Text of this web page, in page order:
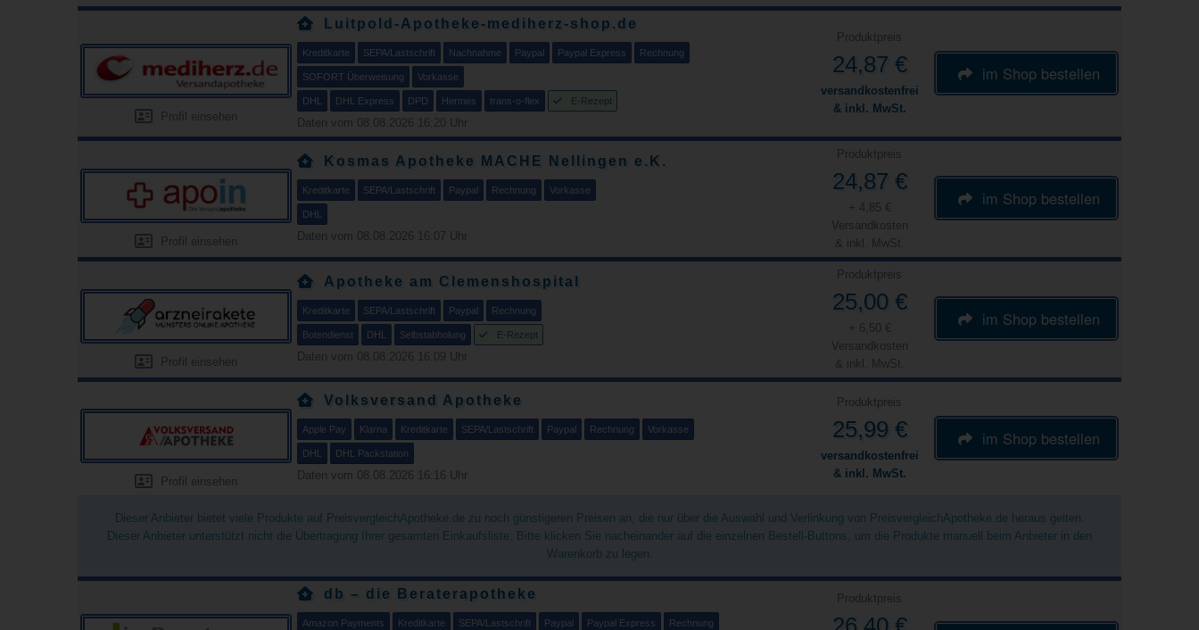
Profil einsehen
Luitpold-Apotheke-mediherz-shop.de
Kreditkarte SEPA/Lastschrift Nachnahme Paypal Paypal Express Rechnung
SOFORT Überweisung Vorkasse
DHL DHL Express DPD Hermes trans-o-flex E-Rezept
Daten vom 08.08.2026 16:20 Uhr
Produktpreis
24,87 €
versandkostenfrei
& inkl. MwSt.
im Shop bestellen
Profil einsehen
Kosmas Apotheke MACHE Nellingen e.K.
Kreditkarte SEPA/Lastschrift Paypal Rechnung Vorkasse
DHL
Daten vom 08.08.2026 16:07 Uhr
Produktpreis
24,87 €
+ 4,85 €
Versandkosten
& inkl. MwSt.
im Shop bestellen
Profil einsehen
Apotheke am Clemenshospital
Kreditkarte SEPA/Lastschrift Paypal Rechnung
Botendienst DHL Selbstabholung E-Rezept
Daten vom 08.08.2026 16:09 Uhr
Produktpreis
25,00 €
+ 6,50 €
Versandkosten
& inkl. MwSt.
im Shop bestellen
Profil einsehen
Volksversand Apotheke
Apple Pay Klarna Kreditkarte SEPA/Lastschrift Paypal Rechnung Vorkasse
DHL DHL Packstation
Daten vom 08.08.2026 16:16 Uhr
Produktpreis
25,99 €
versandkostenfrei
& inkl. MwSt.
im Shop bestellen
Dieser Anbieter bietet viele Produkte auf PreisvergleichApotheke.de zu noch günstigeren Preisen an, die nur über die Auswahl und Verlinkung von PreisvergleichApotheke.de heraus gelten.
Dieser Anbieter unterstützt nicht die Übertragung Ihrer gesamten Einkaufsliste. Bitte klicken Sie nacheinander auf die einzelnen Bestell-Buttons, um die Produkte manuell beim Anbieter in den
Warenkorb zu legen.
db – die Beraterapotheke
Amazon Payments Kreditkarte SEPA/Lastschrift Paypal Paypal Express Rechnung
Produktpreis